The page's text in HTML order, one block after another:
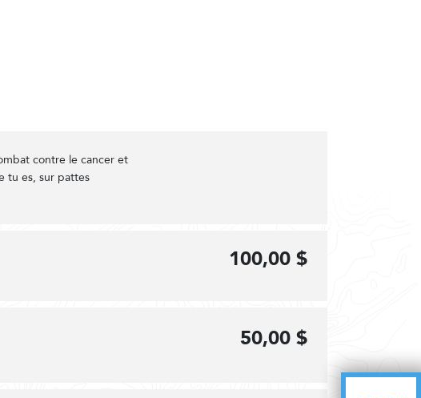
contre le cancer et
tu es, sur pattes
100,00 $
50,00 $